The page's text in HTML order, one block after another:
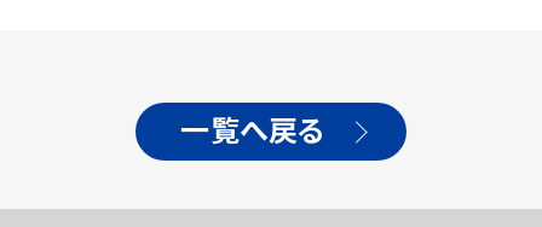
一覧へ戻る